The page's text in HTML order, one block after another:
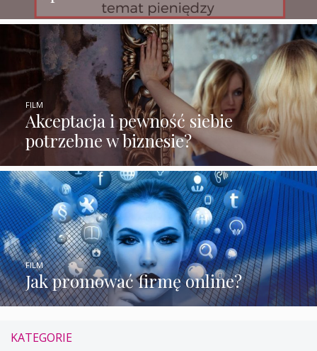
Akceptacja i pewność siebie
potrzebne w biznesie?
FILM
Jak promować firmę online?
FILM
KATEGORIE